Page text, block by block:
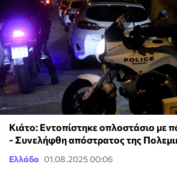
Κιάτο: Εντοπίστηκε οπλοστάσιο με
- Συνελήφθη απόστρατος της
Ελλάδα 01.08.2025 00:06